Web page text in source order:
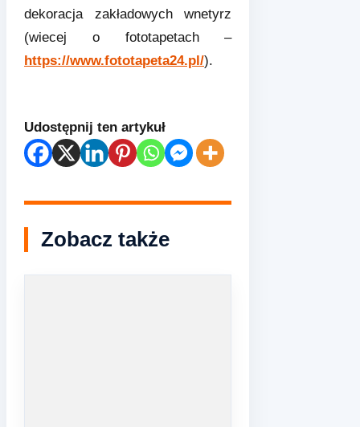
dekoracja zakładowych wnetyrz
(wiecej o fototapetach –
https://www.fototapeta24.pl/).
Udostępnij ten artykuł
Zobacz także